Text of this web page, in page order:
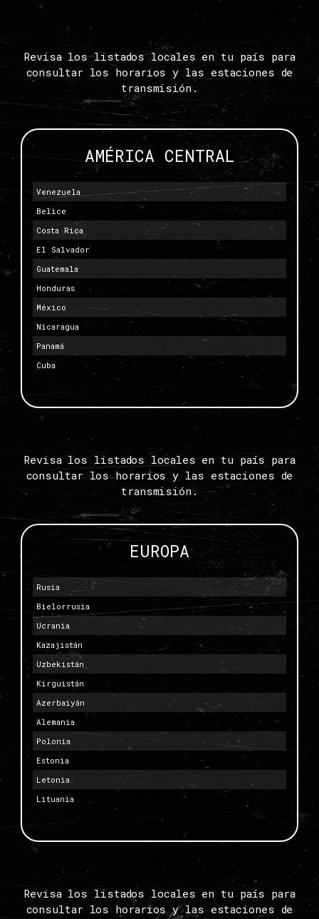
Revisa los listados locales en tu país para
consultar los horarios y las estaciones de
transmisión.
AMÉRICA CENTRAL
Venezuela
Belice
Costa Rica
El Salvador
Guatemala
Honduras
México
Nicaragua
Panamá
Cuba
Revisa los listados locales en tu país para
consultar los horarios y las estaciones de
transmisión.
EUROPA
Rusia
Bielorrusia
Ucrania
Kazajistán
Uzbekistán
Kirguistán
Azerbaiyán
Alemania
Polonia
Estonia
Letonia
Lituania
Revisa los listados locales en tu país para
consultar los horarios y las estaciones de